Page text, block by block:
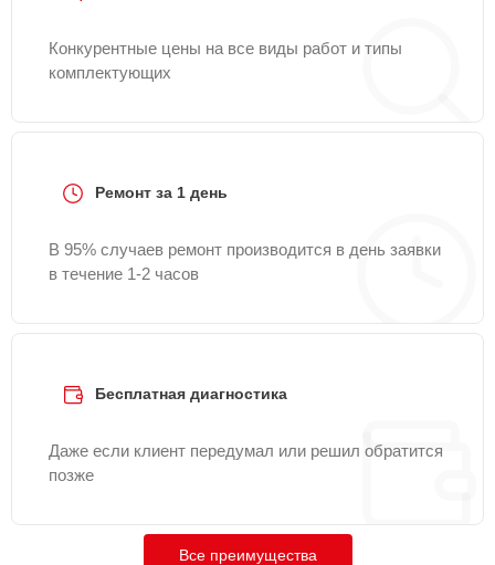
Конкурентные цены на все виды работ и типы
комплектующих
Ремонт за 1 день
В 95% случаев ремонт производится в день заявки
в течение 1-2 часов
Бесплатная диагностика
Даже если клиент передумал или решил обратится
позже
Все преимущества